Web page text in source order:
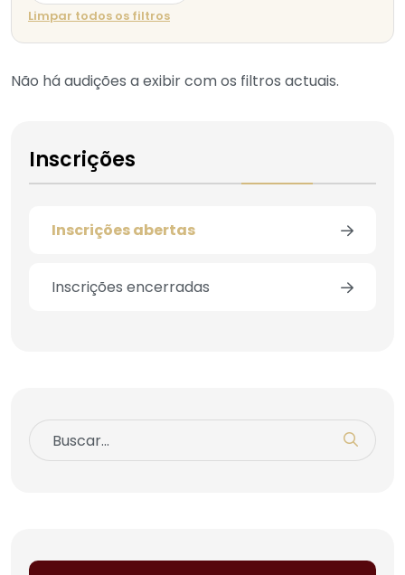
Limpar todos os filtros
Não há audições a exibir com os filtros actuais.
Inscrições
Inscrições abertas
Inscrições encerradas